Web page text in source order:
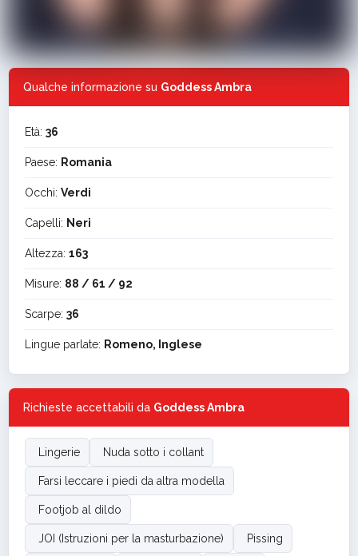
Qualche informazione su Goddess Ambra
Età: 36
Paese: Romania
Occhi: Verdi
Capelli: Neri
Altezza: 163
Misure: 88 / 61 / 92
Scarpe: 36
Lingue parlate: Romeno, Inglese
Richieste accettabili da Goddess Ambra
Lingerie Nuda sotto i collant
Farsi leccare i piedi da altra modella
Footjob al dildo
JOI (Istruzioni per la masturbazione) Pissing